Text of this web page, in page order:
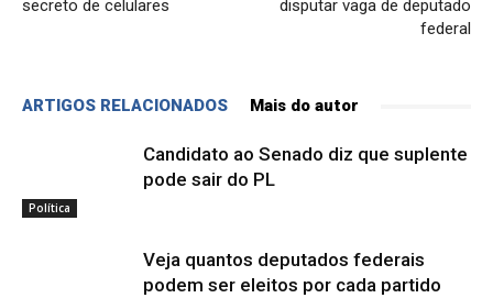
secreto de celulares
disputar vaga de deputado
federal
ARTIGOS RELACIONADOS Mais do autor
Política
Candidato ao Senado diz que suplente
pode sair do PL
Veja quantos deputados federais
podem ser eleitos por cada partido